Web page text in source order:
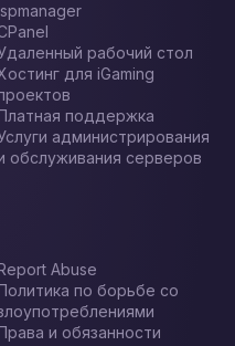
рабочий стол
для iGaming
поддержка
администрирования
обслуживания серверов
Abuse
по борьбе со
и обязанности